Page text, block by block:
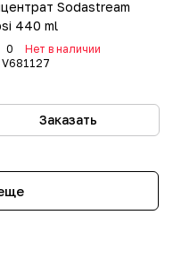
Sodastream
440 ml
0
Нет в наличии
V681127
Заказать